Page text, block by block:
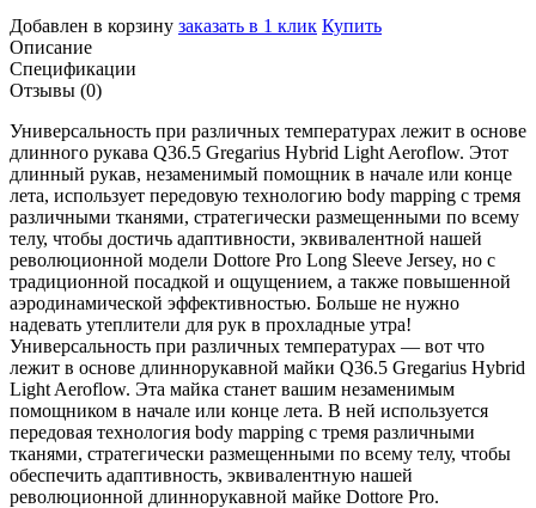
Добавлен в корзину заказать в 1 клик Купить
Описание
Спецификации
Отзывы (0)
Универсальность при различных температурах лежит в основе
длинного рукава Q36.5 Gregarius Hybrid Light Aeroflow. Этот
длинный рукав, незаменимый помощник в начале или конце
лета, использует передовую технологию body mapping с тремя
различными тканями, стратегически размещенными по всему
телу, чтобы достичь адаптивности, эквивалентной нашей
революционной модели Dottore Pro Long Sleeve Jersey, но с
традиционной посадкой и ощущением, а также повышенной
аэродинамической эффективностью. Больше не нужно
надевать утеплители для рук в прохладные утра!
Универсальность при различных температурах — вот что
лежит в основе длиннорукавной майки Q36.5 Gregarius Hybrid
Light Aeroflow. Эта майка станет вашим незаменимым
помощником в начале или конце лета. В ней используется
передовая технология body mapping с тремя различными
тканями, стратегически размещенными по всему телу, чтобы
обеспечить адаптивность, эквивалентную нашей
революционной длиннорукавной майке Dottore Pro.